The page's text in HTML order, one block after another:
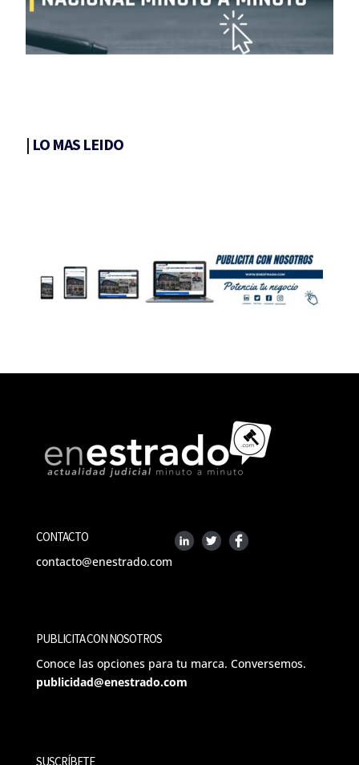
| LO MAS LEIDO
CONTACTO
contacto@enestrado.com
PUBLICITA CON NOSOTROS
Conoce las opciones para tu marca. Conversemos.
publicidad@enestrado.com
SUSCRÍBETE